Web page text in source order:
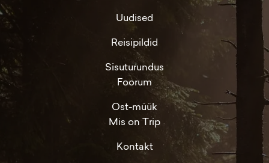
Uudised
Reisipildid
Sisuturundus
Foorum
Ost-müük
Mis on Trip
Kontakt